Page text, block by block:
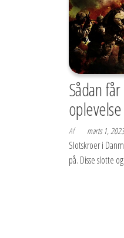
Sådan
Af marts 1,
Slotskroer i
på. Disse slotte